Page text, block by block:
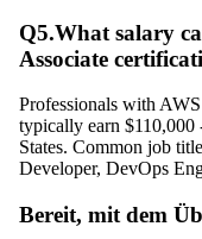
Q5.What salary
Associate
Professionals with
typically earn $110,000
States. Common job
Developer, DevOps
Bereit, mit dem